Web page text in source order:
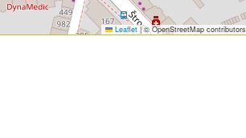
Leaflet |© OpenStreetMap contributors